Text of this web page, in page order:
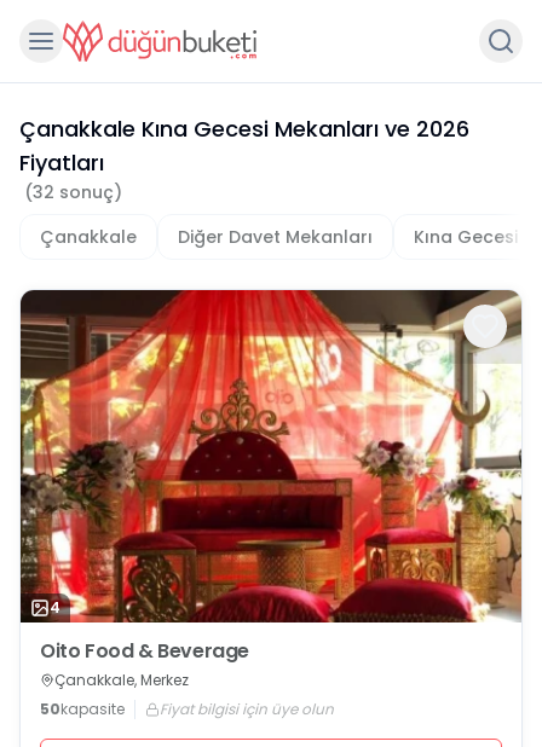
Çanakkale Kına Gecesi Mekanları ve 2026
Fiyatları
(32 sonuç)
Çanakkale
Diğer Davet Mekanları Kına Gecesi
4
Oito Food & Beverage
Çanakkale, Merkez
50kapasite Fiyat bilgisi için üye olun